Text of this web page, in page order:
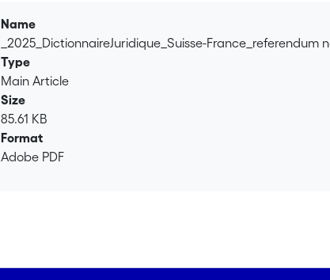
Name
_2025_DictionnaireJuridique_Suisse-
Type
Main Article
Size
85.61 KB
Format
Adobe PDF